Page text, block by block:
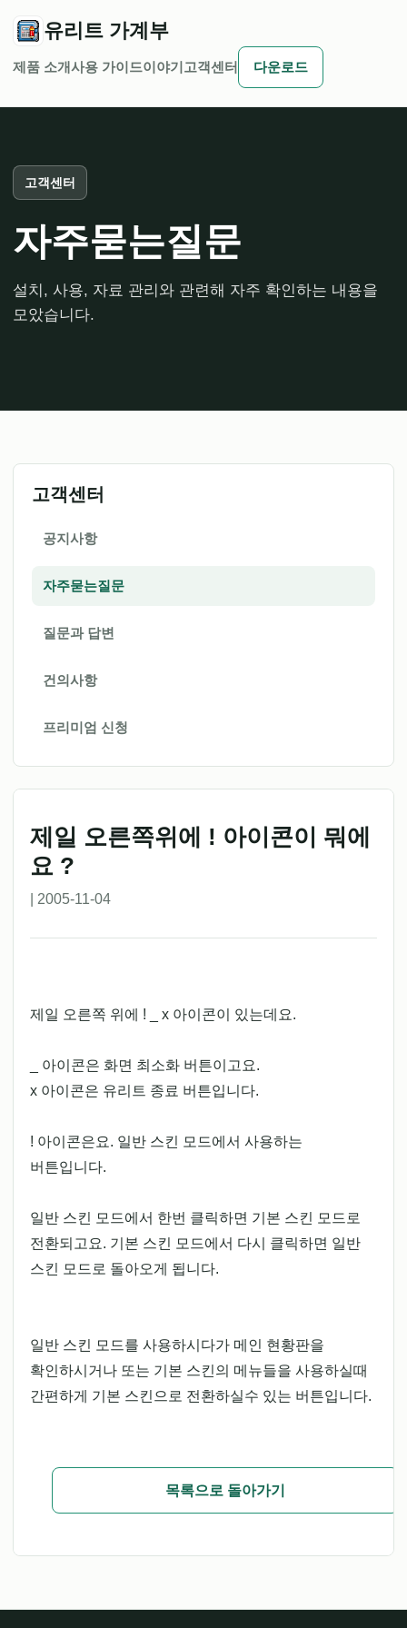
유리트 가계부
제품 소개사용 가이드이야기 고객센터 다운로드
고객센터
자주묻는질문
설치, 사용, 자료 관리와 관련해 자주 확인하는 내용을
모았습니다.
고객센터
공지사항
자주묻는질문
질문과 답변
건의사항
프리미엄 신청
제일 오른쪽위에 ! 아이콘이 뭐에
요 ?
| 2005-11-04
제일 오른쪽 위에 ! _ x 아이콘이 있는데요.
_ 아이콘은 화면 최소화 버튼이고요.
x 아이콘은 유리트 종료 버튼입니다.
! 아이콘은요. 일반 스킨 모드에서 사용하는
버튼입니다.
일반 스킨 모드에서 한번 클릭하면 기본 스킨 모드로
전환되고요. 기본 스킨 모드에서 다시 클릭하면 일반
스킨 모드로 돌아오게 됩니다.
일반 스킨 모드를 사용하시다가 메인 현황판을
확인하시거나 또는 기본 스킨의 메뉴들을 사용하실때
간편하게 기본 스킨으로 전환하실수 있는 버튼입니다.
목록으로 돌아가기